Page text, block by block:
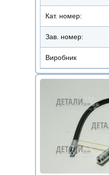
Кат. номер:
Зав. номер:
Виробник